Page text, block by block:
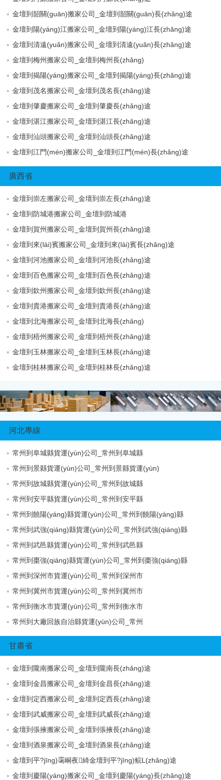
金壇到韶關(guān)搬家公司_金壇到韶關(guān)長(zhǎng)途
金壇到陽(yáng)江搬家公司_金壇到陽(yáng)江長(zhǎng)途
金壇到清遠(yuǎn)搬家公司_金壇到清遠(yuǎn)長(zhǎng)途
金壇到梅州搬家公司_金壇到梅州長(zhǎng)
金壇到揭陽(yáng)搬家公司_金壇到揭陽(yáng)長(zhǎng)途
金壇到茂名搬家公司_金壇到茂名長(zhǎng)途
金壇到肇慶搬家公司_金壇到肇慶長(zhǎng)途
金壇到湛江搬家公司_金壇到湛江長(zhǎng)途
金壇到汕頭搬家公司_金壇到汕頭長(zhǎng)途
金壇到江門(mén)搬家公司_金壇到江門(mén)長(zhǎng)途
廣西省
金壇到崇左搬家公司_金壇到崇左長(zhǎng)途
金壇到防城港搬家公司_金壇到防城港
金壇到賀州搬家公司_金壇到賀州長(zhǎng)途
金壇到來(lái)賓搬家公司_金壇到來(lái)賓長(zhǎng)途
金壇到河池搬家公司_金壇到河池長(zhǎng)途
金壇到百色搬家公司_金壇到百色長(zhǎng)途
金壇到欽州搬家公司_金壇到欽州長(zhǎng)途
金壇到貴港搬家公司_金壇到貴港長(zhǎng)途
金壇到北海搬家公司_金壇到北海長(zhǎng)
金壇到梧州搬家公司_金壇到梧州長(zhǎng)途
金壇到玉林搬家公司_金壇到玉林長(zhǎng)途
金壇到桂林搬家公司_金壇到桂林長(zhǎng)途
河北專線
常州到阜城縣貨運(yùn)公司_常州到阜城縣
常州到景縣貨運(yùn)公司_常州到景縣貨運(yùn)
常州到故城縣貨運(yùn)公司_常州到故城縣
常州到安平縣貨運(yùn)公司_常州到安平縣
常州到饒陽(yáng)縣貨運(yùn)公司_常州到饒陽(yáng)縣
常州到武強(qiáng)縣貨運(yùn)公司_常州到武強(qiáng)縣
常州到武邑縣貨運(yùn)公司_常州到武邑縣
常州到棗強(qiáng)縣貨運(yùn)公司_常州到棗強(qiáng)縣
常州到深州市貨運(yùn)公司_常州到深州市
常州到冀州市貨運(yùn)公司_常州到冀州市
常州到衡水市貨運(yùn)公司_常州到衡水市
常州到大廠回族自治縣貨運(yùn)公司_常州
甘肅省
金壇到隴南搬家公司_金壇到隴南長(zhǎng)途
金壇到金昌搬家公司_金壇到金昌長(zhǎng)途
金壇到定西搬家公司_金壇到定西長(zhǎng)途
金壇到武威搬家公司_金壇到武威長(zhǎng)途
金壇到張掖搬家公司_金壇到張掖長(zhǎng)途
金壇到酒泉搬家公司_金壇到酒泉長(zhǎng)途
金壇到平?jīng)霭峒夜綺金壇到平?jīng)鲩L(zhǎng)途
金壇到慶陽(yáng)搬家公司_金壇到慶陽(yáng)長(zhǎng)途